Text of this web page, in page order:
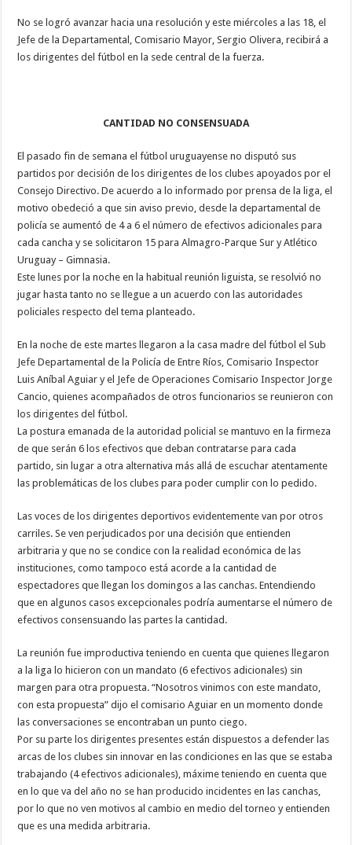
No se logró avanzar hacia una resolución y este miércoles a las 18, el
Jefe de la Departamental, Comisario Mayor, Sergio Olivera, recibirá a
los dirigentes del fútbol en la sede central de la fuerza.
CANTIDAD NO CONSENSUADA
El pasado fin de semana el fútbol uruguayense no disputó sus
partidos por decisión de los dirigentes de los clubes apoyados por el
Consejo Directivo. De acuerdo a lo informado por prensa de la liga, el
motivo obedeció a que sin aviso previo, desde la departamental de
policía se aumentó de 4 a 6 el número de efectivos adicionales para
cada cancha y se solicitaron 15 para Almagro-Parque Sur y Atlético
Uruguay – Gimnasia.
Este lunes por la noche en la habitual reunión liguista, se resolvió no
jugar hasta tanto no se llegue a un acuerdo con las autoridades
policiales respecto del tema planteado.
En la noche de este martes llegaron a la casa madre del fútbol el Sub
Jefe Departamental de la Policía de Entre Ríos, Comisario Inspector
Luis Aníbal Aguiar y el Jefe de Operaciones Comisario Inspector Jorge
Cancio, quienes acompañados de otros funcionarios se reunieron con
los dirigentes del fútbol.
La postura emanada de la autoridad policial se mantuvo en la firmeza
de que serán 6 los efectivos que deban contratarse para cada
partido, sin lugar a otra alternativa más allá de escuchar atentamente
las problemáticas de los clubes para poder cumplir con lo pedido.
Las voces de los dirigentes deportivos evidentemente van por otros
carriles. Se ven perjudicados por una decisión que entienden
arbitraria y que no se condice con la realidad económica de las
instituciones, como tampoco está acorde a la cantidad de
espectadores que llegan los domingos a las canchas. Entendiendo
que en algunos casos excepcionales podría aumentarse el número de
efectivos consensuando las partes la cantidad.
La reunión fue improductiva teniendo en cuenta que quienes llegaron
a la liga lo hicieron con un mandato (6 efectivos adicionales) sin
margen para otra propuesta. “Nosotros vinimos con este mandato,
con esta propuesta” dijo el comisario Aguiar en un momento donde
las conversaciones se encontraban un punto ciego.
Por su parte los dirigentes presentes están dispuestos a defender las
arcas de los clubes sin innovar en las condiciones en las que se estaba
trabajando (4 efectivos adicionales), máxime teniendo en cuenta que
en lo que va del año no se han producido incidentes en las canchas,
por lo que no ven motivos al cambio en medio del torneo y entienden
que es una medida arbitraria.